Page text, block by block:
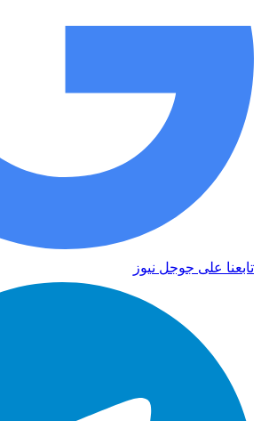
تابعنا على جوجل نيوز